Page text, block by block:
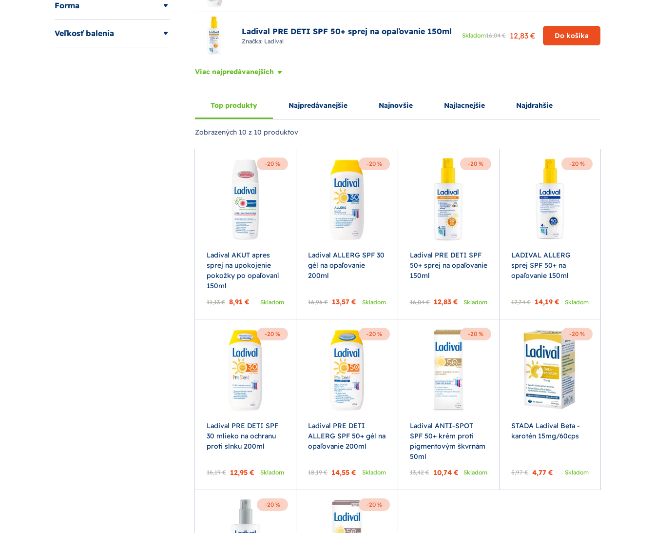
Forma
Veľkosť balenia Ladival PRE DETI SPF 50+ sprej na opaľovanie 150ml
Značka: Ladival
Skladom16,04 € 12,83 € Do košíka
Viac najpredávanejších
Top produkty Najpredávanejšie Najnovšie Najlacnejšie Najdrahšie
Zobrazených 10 z 10 produktov
-20 %
Ladival AKUT apres
sprej na upokojenie
pokožky po opaľovaní
150ml
11,13 € 8,91 € Skladom
-20 %
Ladival ALLERG SPF 30
gél na opaľovanie
200ml
16,96 € 13,57 € Skladom
-20 %
Ladival PRE DETI SPF
50+ sprej na opaľovanie
150ml
16,04 € 12,83 € Skladom
-20 %
LADIVAL ALLERG
sprej SPF 50+ na
opaľovanie 150ml
17,74 € 14,19 € Skladom
-20 %
Ladival PRE DETI SPF
30 mlieko na ochranu
proti slnku 200ml
16,19 € 12,95 € Skladom
-20 %
Ladival PRE DETI
ALLERG SPF 50+ gél na
opaľovanie 200ml
18,19 € 14,55 € Skladom
-20 %
Ladival ANTI-SPOT
SPF 50+ krém proti
pigmentovým škvrnám
50ml
13,42 € 10,74 € Skladom
-20 %
STADA Ladival Beta -
karotén 15mg/60cps
5,97 € 4,77 € Skladom
-20 % -20 %